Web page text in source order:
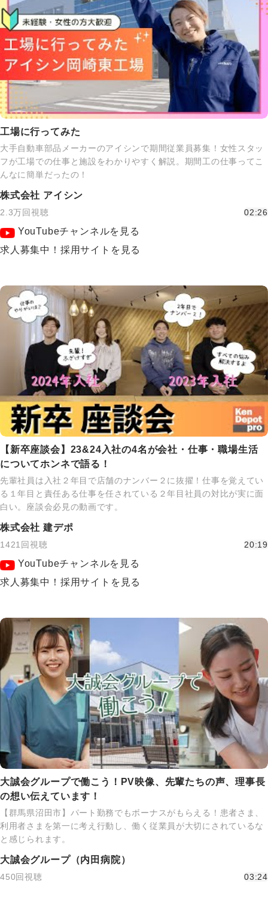
工場に行ってみた
大手自動車部品メーカーのアイシンで期間従業員募集！女性スタッ
フが工場での仕事と施設をわかりやすく解説。期間工の仕事ってこ
んなに簡単だったの！
株式会社 アイシン
2.3万回視聴 02:26
YouTubeチャンネルを見る
求人募集中！採用サイトを見る
【新卒座談会】23&24入社の4名が会社・仕事・職場生活
についてホンネで語る！
先輩社員は入社２年目で店舗のナンバー２に抜擢！仕事を覚えてい
る１年目と責任ある仕事を任されている２年目社員の対比が実に面
白い。座談会必見の動画です。
株式会社 建デポ
1421回視聴 20:19
YouTubeチャンネルを見る
求人募集中！採用サイトを見る
大誠会グループで働こう！PV映像、先輩たちの声、理事長
の想い伝えています！
【群馬県沼田市】パート勤務でもボーナスがもらえる！患者さま、
利用者さまを第一に考え行動し、働く従業員が大切にされているな
と感じられます。
大誠会グループ（内田病院）
450回視聴 03:24